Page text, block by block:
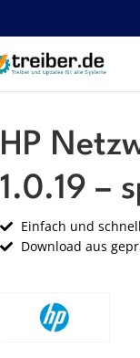
Startseite HP Netzwerk
HP
1.0.19 –
Einfach und
Download aus